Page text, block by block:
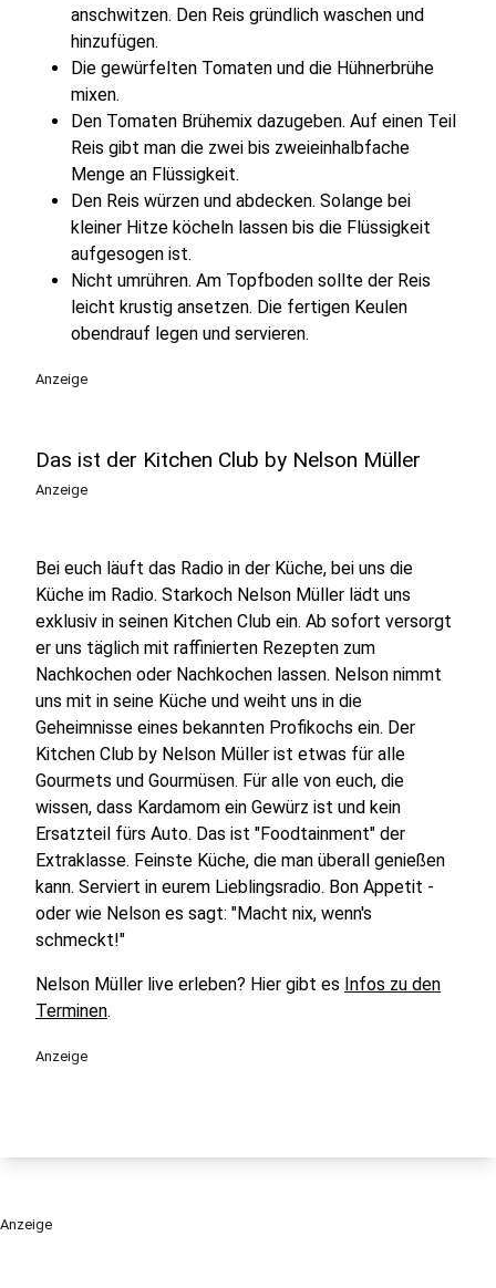
anschwitzen. Den Reis gründlich waschen und
hinzufügen.
Die gewürfelten Tomaten und die Hühnerbrühe
mixen.
Den Tomaten Brühemix dazugeben. Auf einen Teil
Reis gibt man die zwei bis zweieinhalbfache
Menge an Flüssigkeit.
Den Reis würzen und abdecken. Solange bei
kleiner Hitze köcheln lassen bis die Flüssigkeit
aufgesogen ist.
Nicht umrühren. Am Topfboden sollte der Reis
leicht krustig ansetzen. Die fertigen Keulen
obendrauf legen und servieren.
Anzeige
Das ist der Kitchen Club by Nelson Müller
Anzeige
Bei euch läuft das Radio in der Küche, bei uns die
Küche im Radio. Starkoch Nelson Müller lädt uns
exklusiv in seinen Kitchen Club ein. Ab sofort versorgt
er uns täglich mit raffinierten Rezepten zum
Nachkochen oder Nachkochen lassen. Nelson nimmt
uns mit in seine Küche und weiht uns in die
Geheimnisse eines bekannten Profikochs ein. Der
Kitchen Club by Nelson Müller ist etwas für alle
Gourmets und Gourmüsen. Für alle von euch, die
wissen, dass Kardamom ein Gewürz ist und kein
Ersatzteil fürs Auto. Das ist "Foodtainment" der
Extraklasse. Feinste Küche, die man überall genießen
kann. Serviert in eurem Lieblingsradio. Bon Appetit -
oder wie Nelson es sagt: "Macht nix, wenn's
schmeckt!"
Nelson Müller live erleben? Hier gibt es Infos zu den
Terminen.
Anzeige
Anzeige